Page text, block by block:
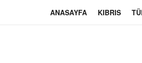
ANASAYFA KIBRIS